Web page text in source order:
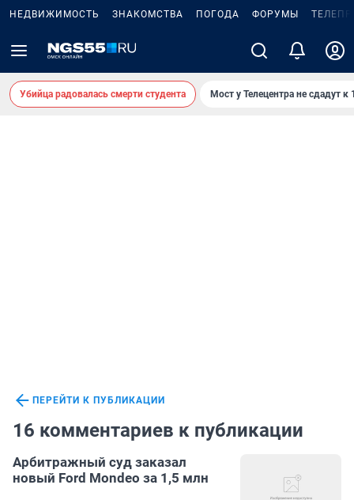
НЕДВИЖИМОСТЬ ЗНАКОМСТВА ПОГОДА ФОРУМЫ
Убийца радовалась смерти студента Мост у Телецентра не сдадут к
ПЕРЕЙТИ К ПУБЛИКАЦИИ
16 комментариев к публикации
Арбитражный суд заказал
новый Ford Mondeo за 1,5 млн